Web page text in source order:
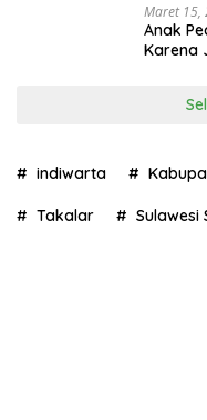
Maret 15,
Anak
Karena
indiwarta
Takalar Sulawesi